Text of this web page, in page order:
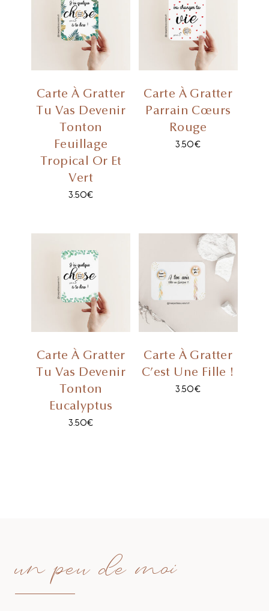
Carte À Gratter
Tu Vas Devenir
Tonton
Feuillage
Tropical Or Et
Vert
3.50€
Carte À Gratter
Parrain Cœurs
Rouge
3.50€
Carte À Gratter
Tu Vas Devenir
Tonton
Eucalyptus
3.50€
Carte À Gratter
C’est Une Fille !
3.50€
un peu de moi